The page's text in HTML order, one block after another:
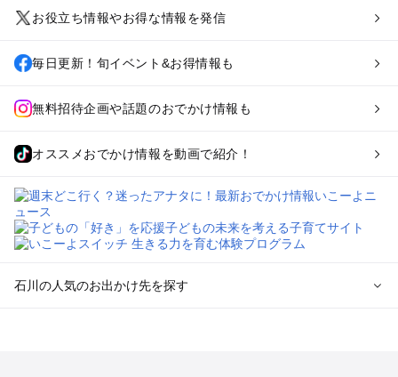
お役立ち情報やお得な情報を発信
毎日更新！旬イベント&お得情報も
無料招待企画や話題のおでかけ情報も
オススメおでかけ情報を動画で紹介！
石川の人気のお出かけ先を探す